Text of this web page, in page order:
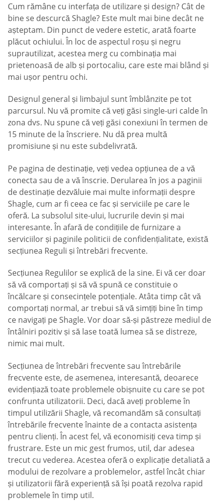
Cum rămâne cu interfața de utilizare și design? Cât de
bine se descurcă Shagle? Este mult mai bine decât ne
așteptam. Din punct de vedere estetic, arată foarte
plăcut ochiului. În loc de aspectul roșu și negru
suprautilizat, acestea merg cu combinația mai
prietenoasă de alb și portocaliu, care este mai blând și
mai ușor pentru ochi.
Designul general și limbajul sunt îmblânzite pe tot
parcursul. Nu vă promite că veți găsi single-uri calde în
zona dvs. Nu spune că veți găsi conexiuni în termen de
15 minute de la înscriere. Nu dă prea multă
promisiune și nu este subdelivrată.
Pe pagina de destinație, veți vedea opțiunea de a vă
conecta sau de a vă înscrie. Derularea în jos a paginii
de destinație dezvăluie mai multe informații despre
Shagle, cum ar fi ceea ce fac și serviciile pe care le
oferă. La subsolul site-ului, lucrurile devin și mai
interesante. În afară de condițiile de furnizare a
serviciilor și paginile politicii de confidențialitate, există
secțiunea Reguli și întrebări frecvente.
Secțiunea Regulilor se explică de la sine. Ei vă cer doar
să vă comportați și să vă spună ce constituie o
încălcare și consecințele potențiale. Atâta timp cât vă
comportați normal, ar trebui să vă simțiți bine în timp
ce navigați pe Shagle. Vor doar să-și păstreze mediul de
întâlniri pozitiv și să lase toată lumea să se distreze,
nimic mai mult.
Secțiunea de întrebări frecvente sau întrebările
frecvente este, de asemenea, interesantă, deoarece
evidențiază toate problemele obișnuite cu care se pot
confrunta utilizatorii. Deci, dacă aveți probleme în
timpul utilizării Shagle, vă recomandăm să consultați
întrebările frecvente înainte de a contacta asistența
pentru clienți. În acest fel, vă economisiți ceva timp și
frustrare. Este un mic gest frumos, util, dar adesea
trecut cu vederea. Acestea oferă o explicație detaliată a
modului de rezolvare a problemelor, astfel încât chiar
și utilizatorii fără experiență să își poată rezolva rapid
problemele în timp util.